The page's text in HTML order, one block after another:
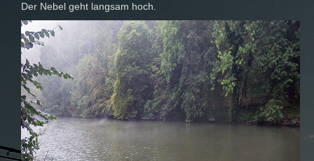
Der Nebel geht langsam hoch.